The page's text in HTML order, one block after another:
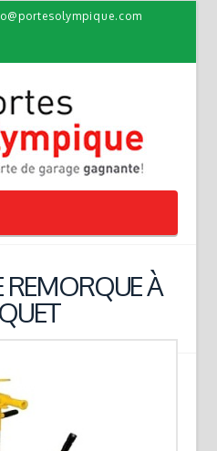
REMORQUE À